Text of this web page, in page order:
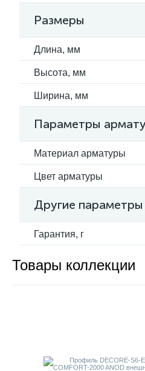
Размеры
Длина, мм
Высота, мм
Ширина, мм
Параметры
Материал арматуры
Цвет арматуры
Другие параметры
Гарантия, г
Товары коллекции